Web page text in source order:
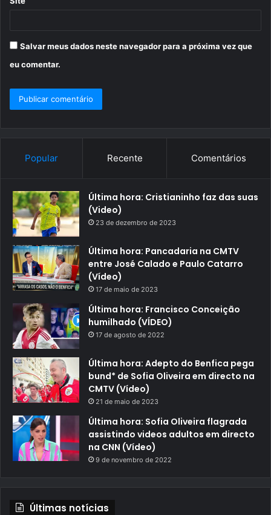
Salvar meus dados neste navegador para a próxima vez que
eu comentar.
Popular Recente Comentários
Última hora: Cristianinho faz das suas
(Video)
23 de dezembro de 2023
Última hora: Pancadaria na CMTV
entre José Calado e Paulo Catarro
(Vídeo)
17 de maio de 2023
Última hora: Francisco Conceição
humilhado (VÍDEO)
17 de agosto de 2022
Última hora: Adepto do Benfica pega
bund* de Sofia Oliveira em directo na
CMTV (Vídeo)
21 de maio de 2023
Última hora: Sofia Oliveira flagrada
assistindo videos adultos em directo
na CNN (Vídeo)
9 de novembro de 2022
Últimas notícias